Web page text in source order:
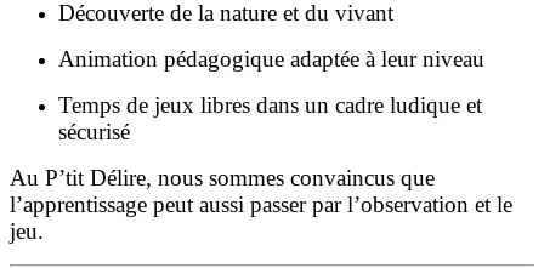
Découverte de la nature et du vivant
Animation pédagogique adaptée à leur niveau
Temps de jeux libres dans un cadre ludique et
sécurisé
Au P’tit Délire, nous sommes convaincus que
l’apprentissage peut aussi passer par l’observation et le
jeu.